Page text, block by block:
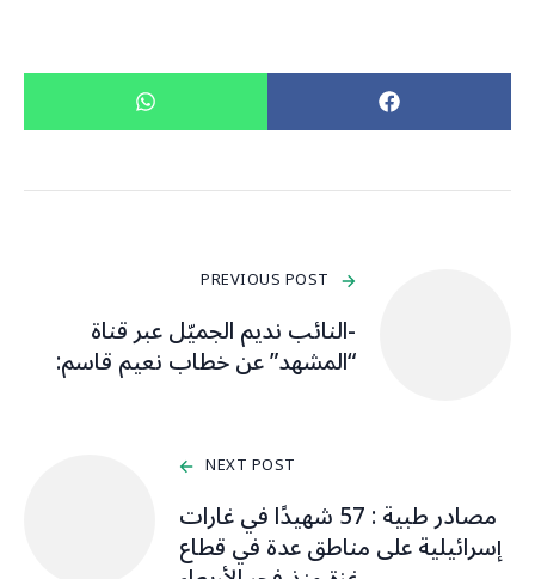
PREVIOUS POST
-النائب نديم الجميّل عبر قناة
“المشهد” عن خطاب نعيم قاسم:
NEXT POST
مصادر طبية : 57 شهيدًا في غارات
إسرائيلية على مناطق عدة في قطاع